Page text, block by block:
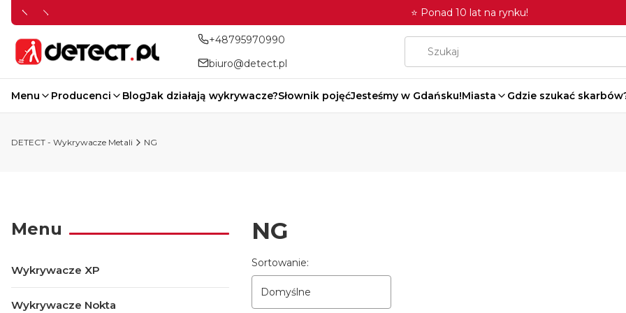
⭐ Ponad 10 lat na rynku!
+48795970990
biuro@detect.pl
Menu Producenci BlogJak działają wykrywacze?Słownik pojęćJesteśmy w Gdańsku!Miasta Gdzie szukać
DETECT - Wykrywacze Metali NG
Menu
Wykrywacze XP
Wykrywacze Nokta
NG
Lista produktów
Sortowanie:
Domyślne